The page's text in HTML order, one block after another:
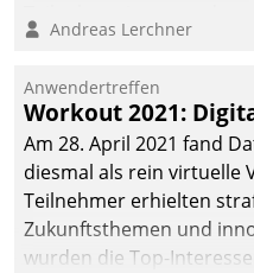
Teilnehmer kurzweilige
Cloud-Strategien und -
Lösungen mit hohem
Zukunftspotenzial.
Andreas Lerchner
Anwendertreffen
Workout 2021:
Am 28. April 2021 fand
diesmal als rein virtuelle
Teilnehmer erhielten
Zukunftsthemen und
wurden die Top-